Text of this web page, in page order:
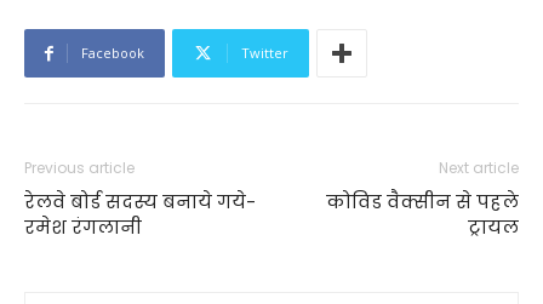
Facebook Twitter
Previous article
रेलवे बोर्ड सदस्य बनाये गये-
रमेश रंगलानी
Next article
कोविड वैक्सीन से पहले
ट्रायल